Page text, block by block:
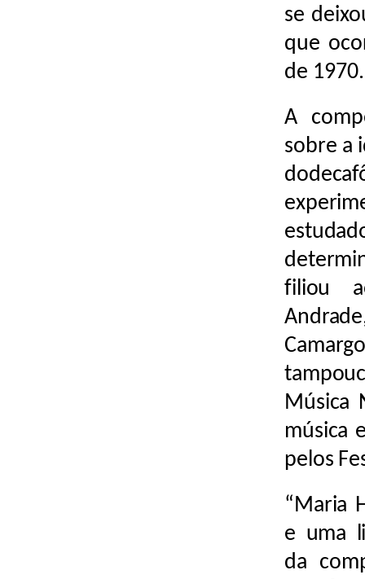
se
que
de 1970.
A
sobre a
filiou
Música
música
pelos
“Maria
e uma
da